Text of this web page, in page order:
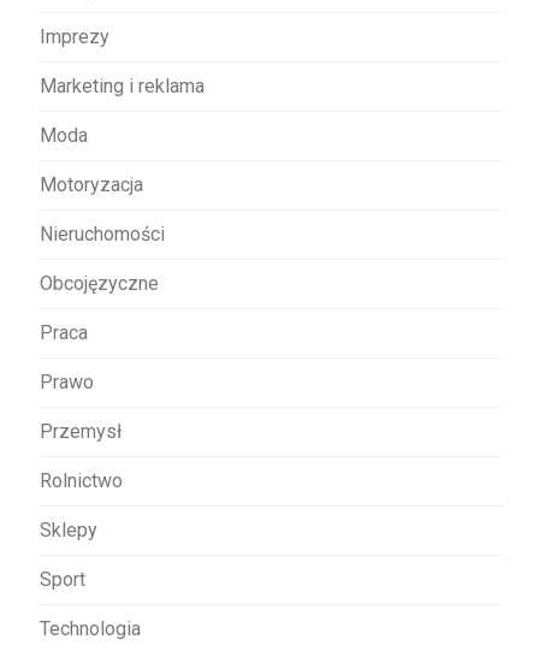
Imprezy
Marketing i reklama
Moda
Motoryzacja
Nieruchomości
Obcojęzyczne
Praca
Prawo
Przemysł
Rolnictwo
Sklepy
Sport
Technologia